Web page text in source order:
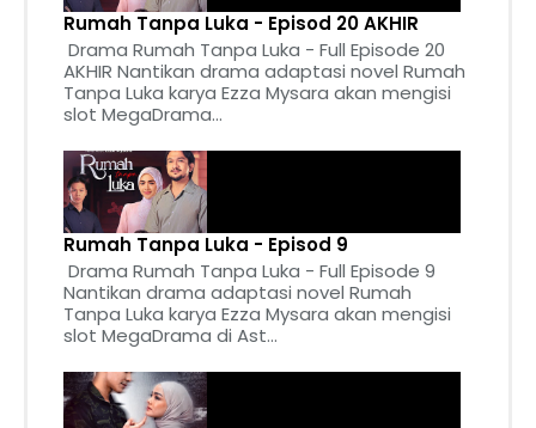
Rumah Tanpa Luka - Episod 20 AKHIR
Drama Rumah Tanpa Luka - Full Episode 20
AKHIR Nantikan drama adaptasi novel Rumah
Tanpa Luka karya Ezza Mysara akan mengisi
slot MegaDrama...
Rumah Tanpa Luka - Episod 9
Drama Rumah Tanpa Luka - Full Episode 9
Nantikan drama adaptasi novel Rumah
Tanpa Luka karya Ezza Mysara akan mengisi
slot MegaDrama di Ast...